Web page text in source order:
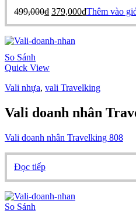
499,000₫.là:
379,000₫.
499,000₫ Giá
499,000₫.
379,000₫Giá
Thêm vào
So Sánh
Quick View
Vali nhựa, vali Travelking
Vali doanh nhân
Vali doanh nhân Travelking 808
Đọc tiếp
So Sánh